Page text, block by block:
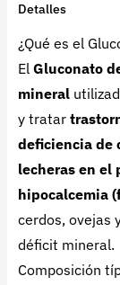
Detalles
¿Qué es el
El Gluconato
mineral
y tratar
deficiencia de
lecheras en el
hipocalcemia
cerdos, ovejas
déficit mineral.
Composición